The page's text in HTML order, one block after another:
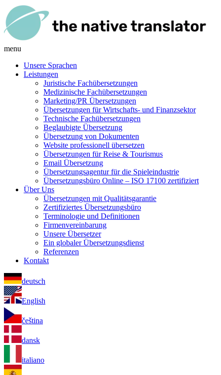
menu
Unsere Sprachen
Leistungen
Juristische Fachübersetzungen
Medizinische Fachübersetzungen
Marketing/PR Übersetzungen
Übersetzungen für Wirtschafts- und Finanzsektor
Technische Fachübersetzungen
Beglaubigte Übersetzung
Übersetzung von Dokumenten
Website professionell übersetzen
Übersetzungen für Reise & Tourismus
Email Übersetzung
Übersetzungsagentur für die Spieleindustrie
Übersetzungsbüro Online – ISO 17100 zertifiziert
Über Uns
Übersetzungen mit Qualitätsgarantie
Zertifiziertes Übersetzungsbüro
Terminologie und Definitionen
Firmenvereinbarung
Unsere Übersetzer
Ein globaler Übersetzungsdienst
Referenzen
Kontakt
deutsch
English
čeština
dansk
italiano